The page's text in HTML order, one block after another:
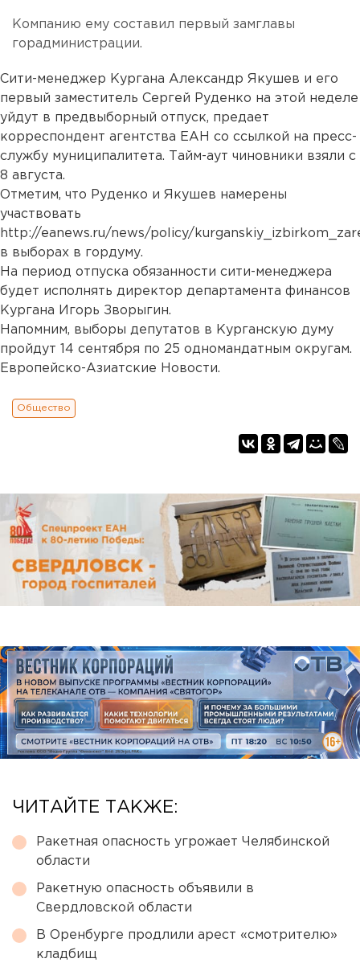
Компанию ему составил первый замглавы
горадминистрации.
Сити-менеджер Кургана Александр Якушев и его
первый заместитель Сергей Руденко на этой неделе
уйдут в предвыборный отпуск, предает
корреспондент агентства ЕАН со ссылкой на пресс-
службу муниципалитета. Тайм-аут чиновники взяли с
8 августа.
Отметим, что Руденко и Якушев намерены
участвовать
http://eanews.ru/news/policy/
в выборах в гордуму.
На период отпуска обязанности сити-менеджера
будет исполнять директор департамента финансов
Кургана Игорь Зворыгин.
Напомним, выборы депутатов в Курганскую думу
пройдут 14 сентября по 25 одномандатным округам.
Европейско-Азиатские Новости.
Общество
ЧИТАЙТЕ ТАКЖЕ:
Ракетная опасность угрожает Челябинской
области
Ракетную опасность объявили в
Свердловской области
В Оренбурге продлили арест «смотрителю»
кладбищ